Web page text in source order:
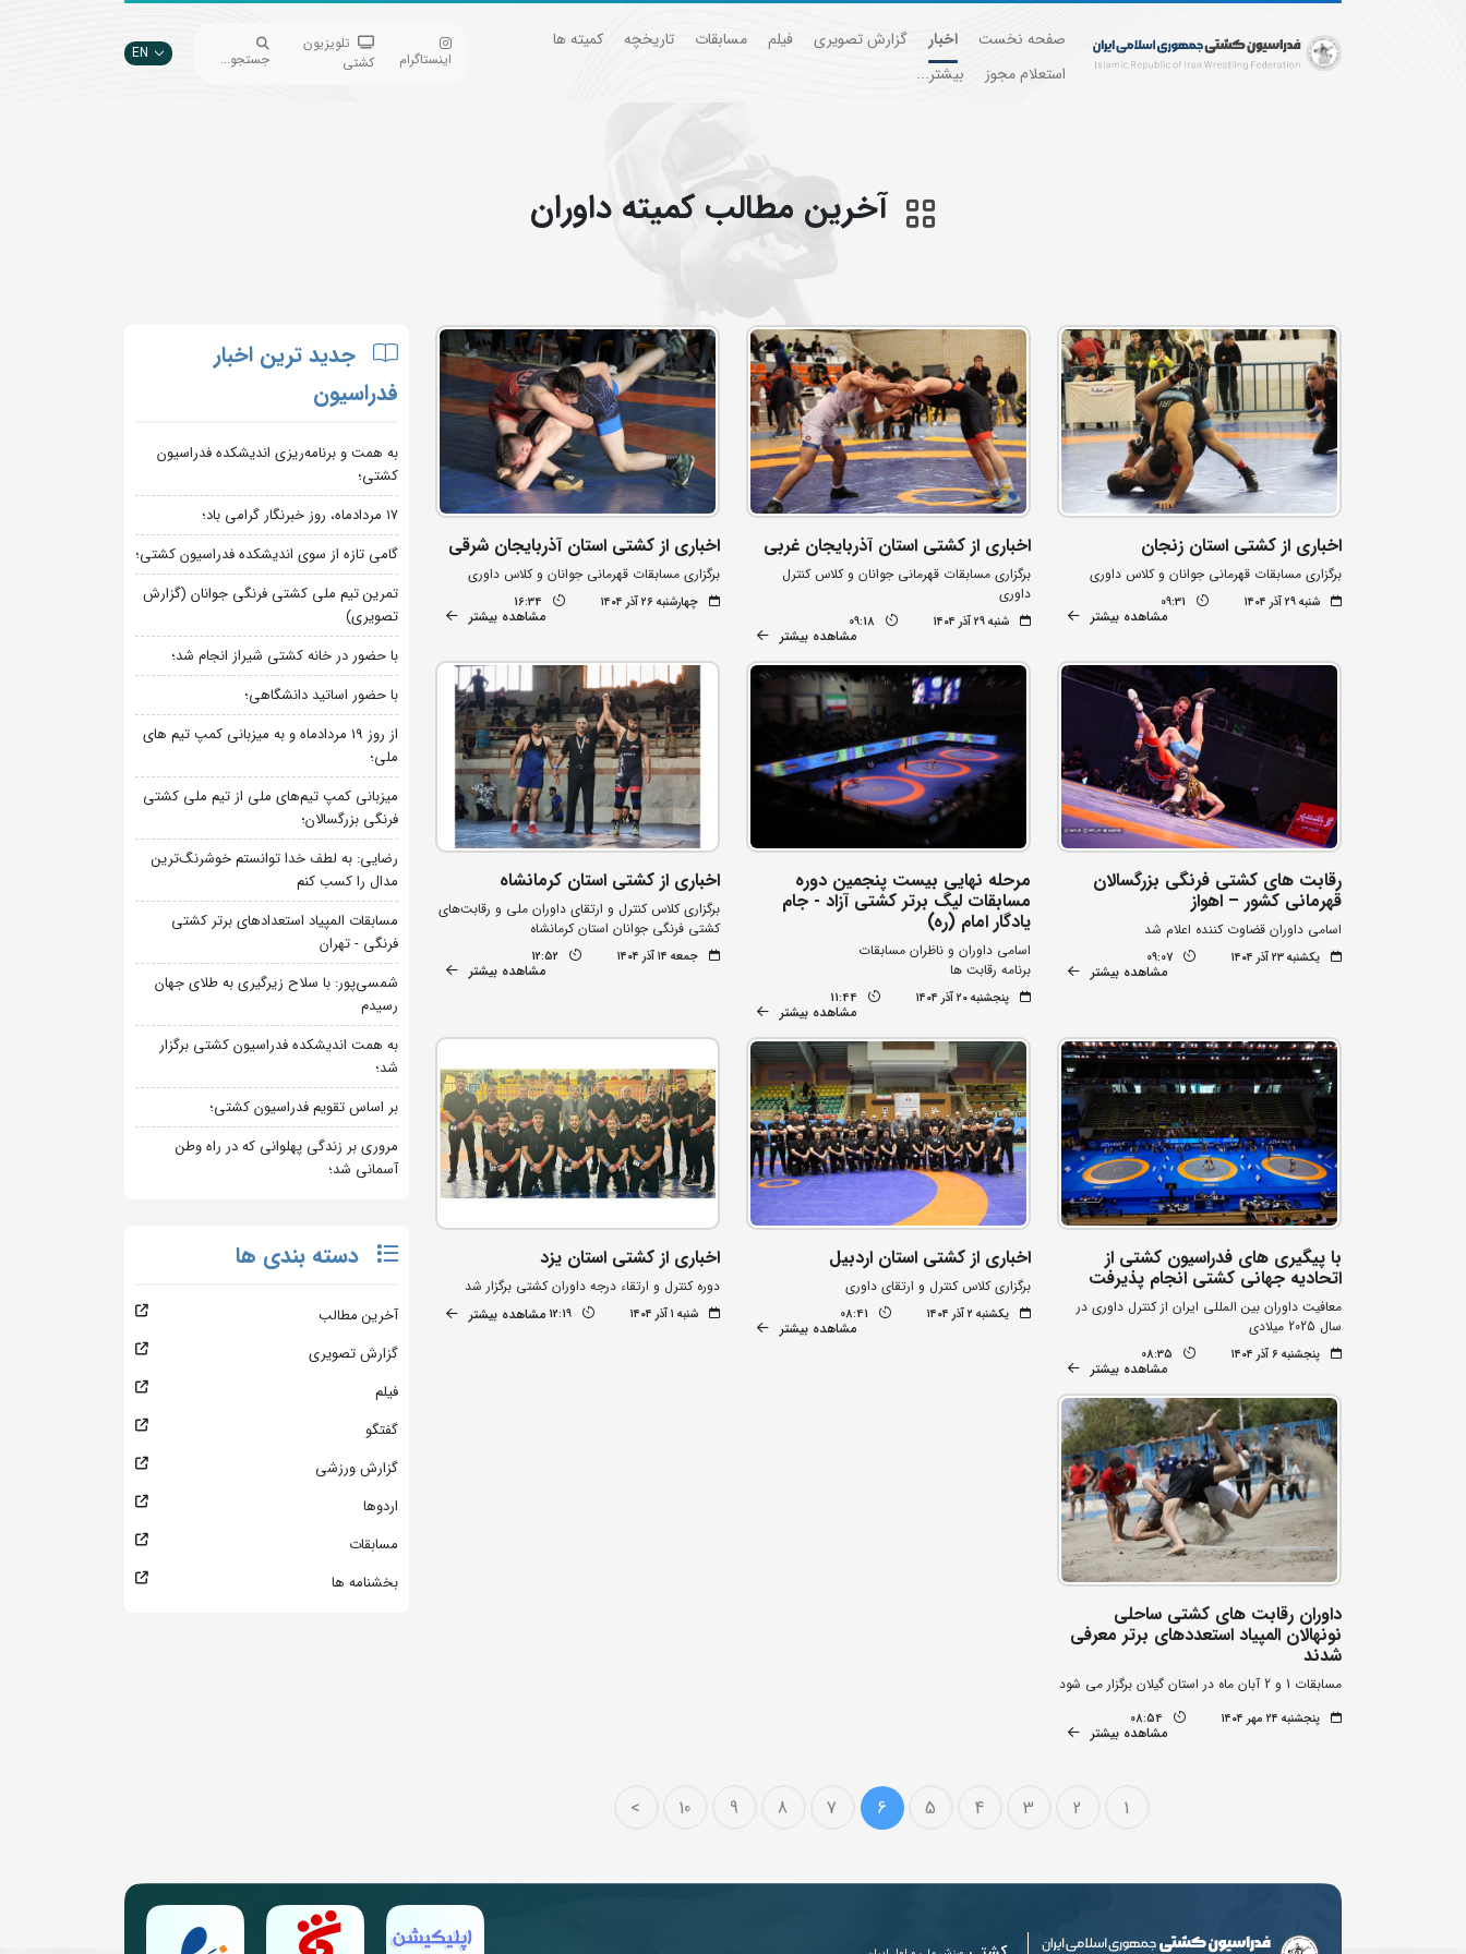
صفحه نخست اخبار گزارش تصویری فیلم مسابقات تاریخچه
کمیته ها
استعلام مجوز
بیشتر...
اینستاگرام
تلویزیون
کشتی
جستجو... EN
آخرین مطالب کمیته داوران
اخباری از کشتی استان زنجان
برگزاری مسابقات قهرمانی جوانان و کلاس داوری
شنبه ۲۹ آذر ۱۴۰۴ 09:31
مشاهده بیشتر
اخباری از کشتی استان آذربایجان غربی
برگزاری مسابقات قهرمانی جوانان و کلاس کنترل
داوری
شنبه ۲۹ آذر ۱۴۰۴ 09:18
مشاهده بیشتر
اخباری از کشتی استان آذربایجان شرقی
برگزاری مسابقات قهرمانی جوانان و کلاس داوری
چهارشنبه ۲۶ آذر ۱۴۰۴ 16:34
مشاهده بیشتر
رقابت های کشتی فرنگی بزرگسالان
قهرمانی کشور – اهواز
اسامی داوران قضاوت کننده اعلام شد
یکشنبه ۲۳ آذر ۱۴۰۴ 09:07
مشاهده بیشتر
مرحله نهایی بیست پنجمین دوره
مسابقات لیگ برتر کشتی آزاد - جام
یادگار امام (ره)
اسامی داوران و ناظران مسابقات
برنامه رقابت ها
پنجشنبه ۲۰ آذر ۱۴۰۴ 11:44
مشاهده بیشتر
اخباری از کشتی استان کرمانشاه
برگزاری کلاس کنترل و ارتقای داوران ملی و رقابت‌های
کشتی فرنگی جوانان استان کرمانشاه
جمعه ۱۴ آذر ۱۴۰۴ 12:52
مشاهده بیشتر
با پیگیری های فدراسیون کشتی از
اتحادیه جهانی کشتی انجام پذیرفت
معافیت داوران بین المللی ایران از کنترل داوری در
سال 2025 میلادی
پنجشنبه ۶ آذر ۱۴۰۴ 08:35
مشاهده بیشتر
اخباری از کشتی استان اردبیل
برگزاری کلاس کنترل و ارتقای داوری
یکشنبه ۲ آذر ۱۴۰۴ 08:41
مشاهده بیشتر
اخباری از کشتی استان یزد
دوره کنترل و ارتقاء درجه داوران کشتی برگزار شد
شنبه ۱ آذر ۱۴۰۴ 12:19 مشاهده بیشتر
داوران رقابت های کشتی ساحلی
نونهالان المپیاد استعددهای برتر معرفی
شدند
مسابقات 1 و 2 آبان ماه در استان گیلان برگزار می شود
پنجشنبه ۲۴ مهر ۱۴۰۴ 08:54
مشاهده بیشتر
1
2
3
4
5
6
7
8
9
10
>
جدید ترین اخبار
فدراسیون
به همت و برنامه‌ریزی اندیشکده فدراسیون
کشتی؛
۱۷ مردادماه، روز خبرنگار گرامی باد؛
گامی تازه از سوی اندیشکده فدراسیون کشتی؛
تمرین تیم ملی کشتی فرنگی جوانان (گزارش
تصویری)
با حضور در خانه کشتی شیراز انجام شد؛
با حضور اساتید دانشگاهی؛
از روز 19 مردادماه و به میزبانی کمپ تیم های
ملی؛
میزبانی کمپ تیم‌های ملی از تیم ملی کشتی
فرنگی بزرگسالان؛
رضایی: به لطف خدا توانستم خوشرنگ‌ترین
مدال را کسب کنم
مسابقات المپیاد استعدادهای برتر کشتی
فرنگی - تهران
شمسی‌پور: با سلاح زیرگیری به طلای جهان
رسیدم
به همت اندیشکده فدراسیون کشتی برگزار
شد؛
بر اساس تقویم فدراسیون کشتی؛
مروری بر زندگی پهلوانی که در راه وطن
آسمانی شد؛
دسته بندی ها
آخرین مطالب
گزارش تصویری
فیلم
گفتگو
گزارش ورزشی
اردوها
مسابقات
بخشنامه ها